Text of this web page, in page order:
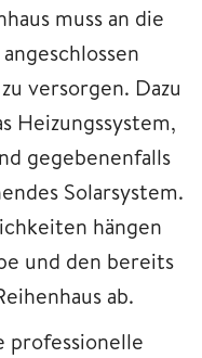
muss an die
versorgen. Dazu
Heizungssystem,
gegebenenfalls
Solarsystem.
hängen
und den bereits
ab.
professionelle